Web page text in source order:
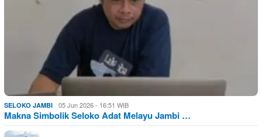
SELOKO JAMBI 05 Jun 2026 - 16:51 WIB
Makna Simbolik Seloko Adat Melayu Jambi …